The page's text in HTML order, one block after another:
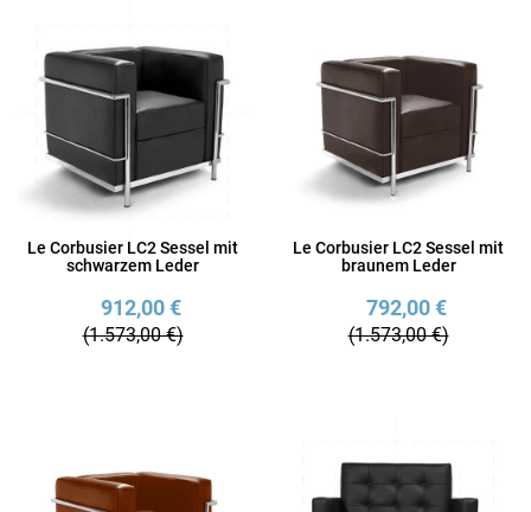
Le Corbusier LC2 Sessel mit
schwarzem Leder
912,00 €
(1.573,00 €)
Le Corbusier LC2 Sessel mit
braunem Leder
792,00 €
(1.573,00 €)